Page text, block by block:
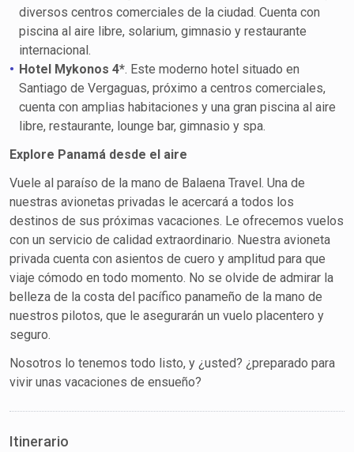
diversos centros comerciales de la ciudad. Cuenta con
piscina al aire libre, solarium, gimnasio y restaurante
internacional.
Hotel Mykonos 4*. Este moderno hotel situado en
Santiago de Vergaguas, próximo a centros comerciales,
cuenta con amplias habitaciones y una gran piscina al aire
libre, restaurante, lounge bar, gimnasio y spa.
Explore Panamá desde el aire
Vuele al paraíso de la mano de Balaena Travel. Una de
nuestras avionetas privadas le acercará a todos los
destinos de sus próximas vacaciones. Le ofrecemos vuelos
con un servicio de calidad extraordinario. Nuestra avioneta
privada cuenta con asientos de cuero y amplitud para que
viaje cómodo en todo momento. No se olvide de admirar la
belleza de la costa del pacífico panameño de la mano de
nuestros pilotos, que le asegurarán un vuelo placentero y
seguro.
Nosotros lo tenemos todo listo, y ¿usted? ¿preparado para
vivir unas vacaciones de ensueño?
Itinerario